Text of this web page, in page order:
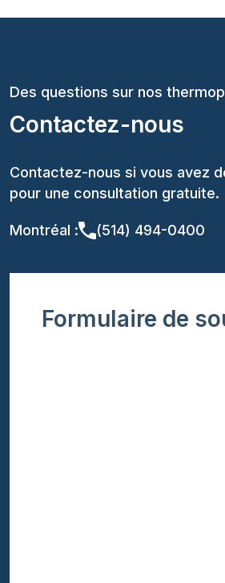
Des questions sur nos
Contactez-nous
Contactez-nous si vous avez
pour une consultation gratuite.
Montréal : (514) 494-0400
Formulaire de